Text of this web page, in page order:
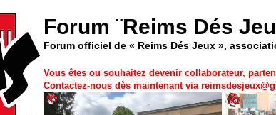
Forum ¨Reims Dés
Forum officiel de « Reims Dés Jeux »,
Vous êtes ou souhaitez devenir collaborateur,
Contactez-nous dès maintenant via